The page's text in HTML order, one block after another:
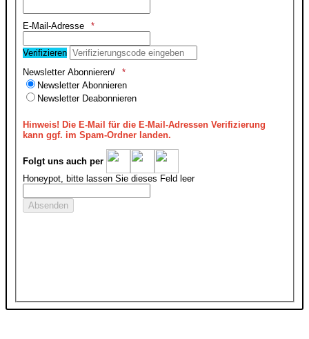
E-Mail-Adresse
Verifizieren
Newsletter Abonnieren/
Newsletter Abonnieren
Newsletter Deabonnieren
Hinweis!Die E-Mail für die E-Mail-Adressen Verifizierung
kann ggf. im Spam-Ordner landen.
Folgt uns auch per
Honeypot, bitte lassen Sie dieses Feld leer